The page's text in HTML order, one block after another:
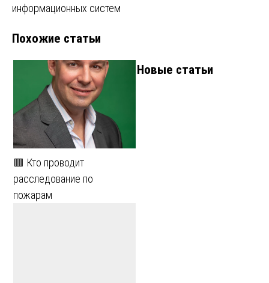
записям
информационных систем
Похожие статьи
🟥 Кто проводит
расследование по
пожарам
Новые статьи